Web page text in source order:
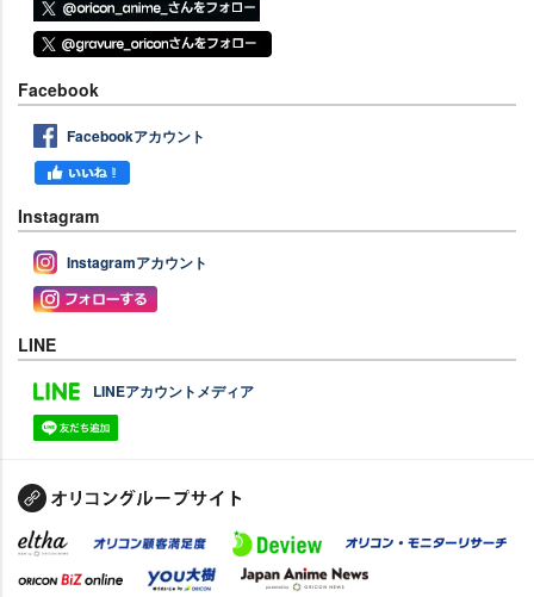
Facebook
Facebookアカウント
Instagram
Instagramアカウント
LINE
LINEアカウントメディア